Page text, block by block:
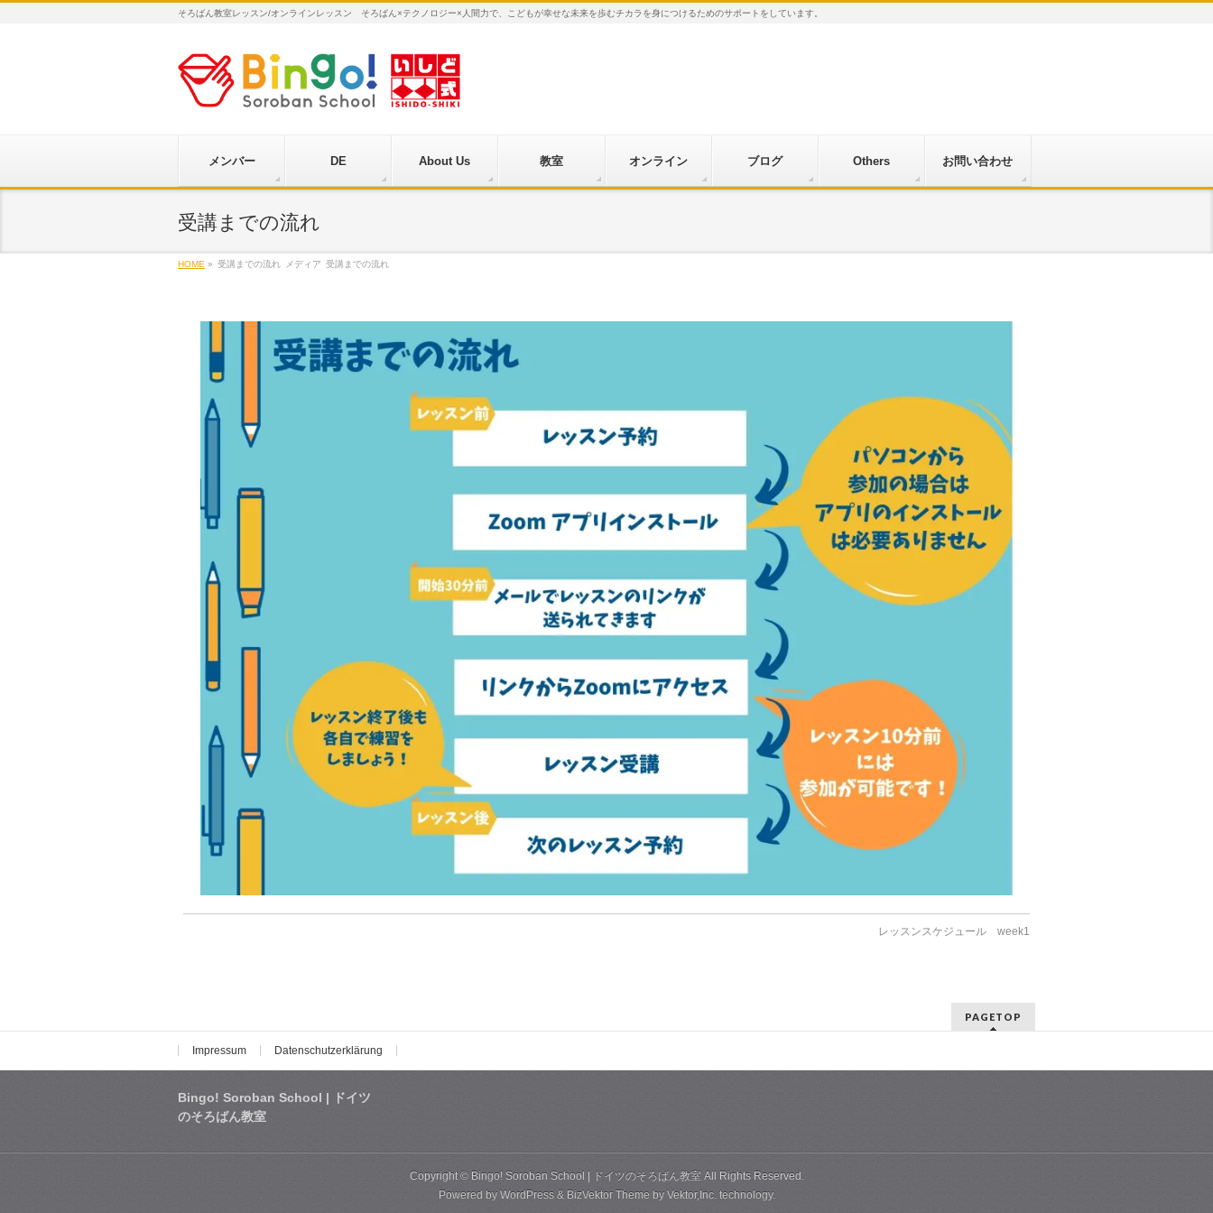
そろばん教室レッスン/オンラインレッスン そろばん×テクノロジー×人間力で、こどもが幸せな未来を歩むチカラを身につけるためのサポートをしています。
メンバー DE About Us 教室 オンライン ブログ Others お問い合わせ
受講までの流れ
HOME » 受講までの流れ メディア 受講までの流れ
レッスンスケジュール week1
PAGETOP
Impressum Datenschutzerklärung
Bingo! Soroban School | ドイツ
のそろばん教室
Copyright © Bingo! Soroban School | ドイツのそろばん教室 All Rights Reserved.
Powered by WordPress& BizVektor Theme by Vektor,Inc.technology.